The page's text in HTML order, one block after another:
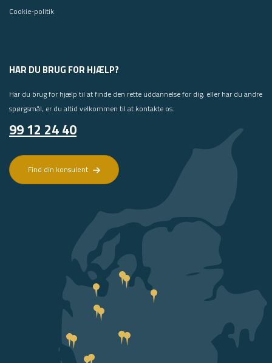
Cookie-politik
HAR DU BRUG FOR HJÆLP?
Har du brug for hjælp til at finde den rette uddannelse for dig, eller har du andre
spørgsmål, er du altid velkommen til at kontakte os.
99 12 24 40
Find din konsulent